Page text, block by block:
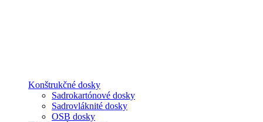
Konštrukčné dosky
Sadrokartónové dosky
Sadrovláknité dosky
OSB dosky